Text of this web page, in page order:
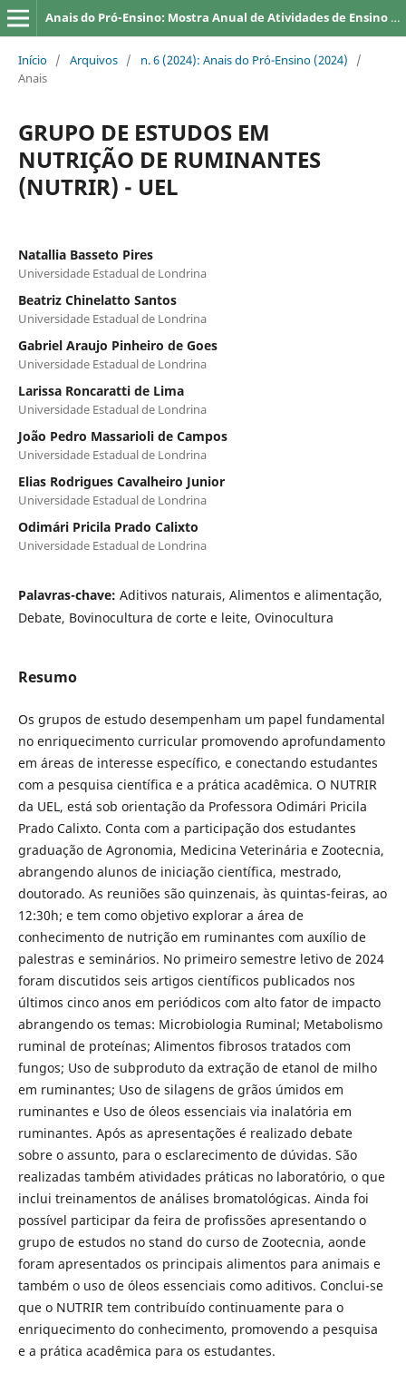
Anais do Pró-Ensino: Mostra Anual de Atividades de Ensino da UEL
Início / Arquivos / n. 6 (2024): Anais do Pró-Ensino (2024)
/
Anais
GRUPO DE ESTUDOS EM
NUTRIÇÃO DE RUMINANTES
(NUTRIR) - UEL
Natallia Basseto Pires
Universidade Estadual de Londrina
Beatriz Chinelatto Santos
Universidade Estadual de Londrina
Gabriel Araujo Pinheiro de Goes
Universidade Estadual de Londrina
Larissa Roncaratti de Lima
Universidade Estadual de Londrina
João Pedro Massarioli de Campos
Universidade Estadual de Londrina
Elias Rodrigues Cavalheiro Junior
Universidade Estadual de Londrina
Odimári Pricila Prado Calixto
Universidade Estadual de Londrina
Palavras-chave: Aditivos naturais, Alimentos e alimentação,
Debate, Bovinocultura de corte e leite, Ovinocultura
Resumo
Os grupos de estudo desempenham um papel fundamental
no enriquecimento curricular promovendo aprofundamento
em áreas de interesse específico, e conectando estudantes
com a pesquisa científica e a prática acadêmica. O NUTRIR
da UEL, está sob orientação da Professora Odimári Pricila
Prado Calixto. Conta com a participação dos estudantes
graduação de Agronomia, Medicina Veterinária e Zootecnia,
abrangendo alunos de iniciação científica, mestrado,
doutorado. As reuniões são quinzenais, às quintas-feiras, ao
12:30h; e tem como objetivo explorar a área de
conhecimento de nutrição em ruminantes com auxílio de
palestras e seminários. No primeiro semestre letivo de 2024
foram discutidos seis artigos científicos publicados nos
últimos cinco anos em periódicos com alto fator de impacto
abrangendo os temas: Microbiologia Ruminal; Metabolismo
ruminal de proteínas; Alimentos fibrosos tratados com
fungos; Uso de subproduto da extração de etanol de milho
em ruminantes; Uso de silagens de grãos úmidos em
ruminantes e Uso de óleos essenciais via inalatória em
ruminantes. Após as apresentações é realizado debate
sobre o assunto, para o esclarecimento de dúvidas. São
realizadas também atividades práticas no laboratório, o que
inclui treinamentos de análises bromatológicas. Ainda foi
possível participar da feira de profissões apresentando o
grupo de estudos no stand do curso de Zootecnia, aonde
foram apresentados os principais alimentos para animais e
também o uso de óleos essenciais como aditivos. Conclui-se
que o NUTRIR tem contribuído continuamente para o
enriquecimento do conhecimento, promovendo a pesquisa
e a prática acadêmica para os estudantes.